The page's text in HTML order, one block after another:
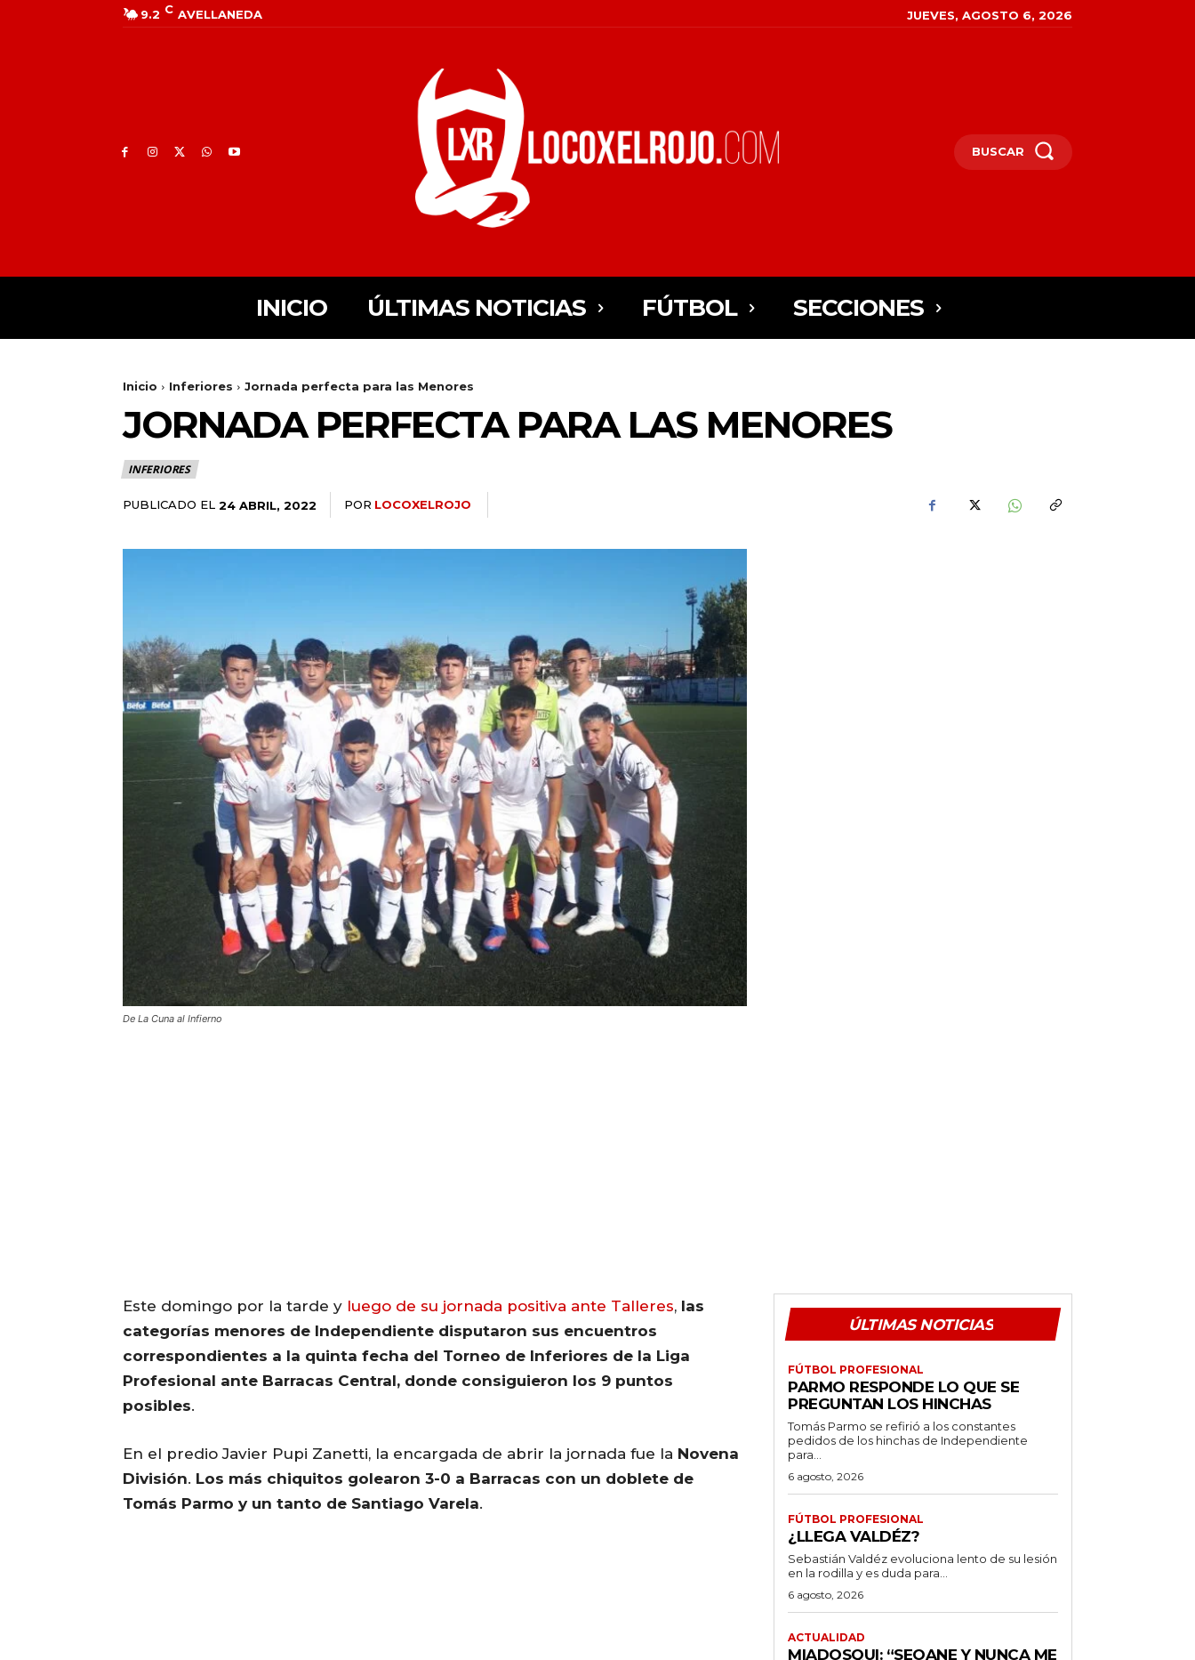
9.2 C AVELLANEDA JUEVES, AGOSTO 6, 2026
BUSCAR
INICIO ÚLTIMAS NOTICIAS FÚTBOL SECCIONES
Inicio Inferiores Jornada perfecta para las Menores
JORNADA PERFECTA PARA LAS MENORES
INFERIORES
PUBLICADO EL 24 ABRIL, 2022 POR LOCOXELROJO
De La Cuna al Infierno
Este domingo por la tarde y luego de su jornada positiva ante Talleres, las
categorías menores de Independiente disputaron sus encuentros
correspondientes a la quinta fecha del Torneo de Inferiores de la Liga
Profesional ante Barracas Central, donde consiguieron los 9 puntos
posibles.
En el predio Javier Pupi Zanetti, la encargada de abrir la jornada fue la Novena
División. Los más chiquitos golearon 3-0 a Barracas con un doblete de
Tomás Parmo y un tanto de Santiago Varela.
ÚLTIMAS NOTICIAS
FÚTBOL PROFESIONAL
PARMO RESPONDE LO QUE SE
PREGUNTAN LOS HINCHAS
Tomás Parmo se refirió a los constantes
pedidos de los hinchas de Independiente
para...
6 agosto, 2026
FÚTBOL PROFESIONAL
¿LLEGA VALDÉZ?
Sebastián Valdéz evoluciona lento de su lesión
en la rodilla y es duda para...
6 agosto, 2026
ACTUALIDAD
MIADOSQUI: “SEOANE Y NUNCA ME